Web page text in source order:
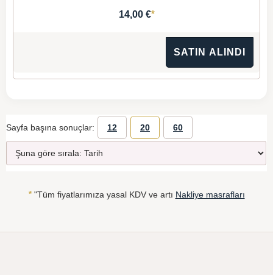
14,00 €*
SATIN ALINDI
Sayfa başına sonuçlar: 12 20 60
*"Tüm fiyatlarımıza yasal KDV ve artı Nakliye masrafları